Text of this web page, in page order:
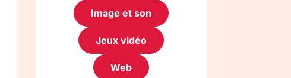
Image et son
Jeux vidéo
Web